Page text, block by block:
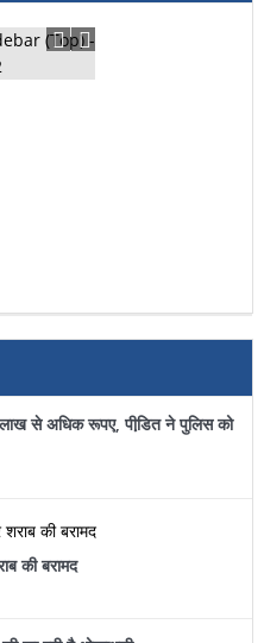
से अधिक रूपए, पीडि़त ने पुलिस को
की बरामद